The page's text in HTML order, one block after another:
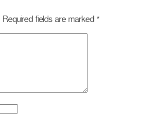
Required fields are marked *